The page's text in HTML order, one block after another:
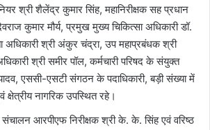
श्री शैलेंद्र कुमार सिंह, महानिरीक्षक सह प्रधान
कुमार मौर्य, प्रमुख मुख्य चिकित्सा अधिकारी डॉ.
अधिकारी श्री अंकुर चंद्रा, उप महाप्रबंधक श्री
श्री समीर पॉल, कर्मचारी परिषद के संयुक्त
एससी-एसटी संगठन के पदाधिकारी, बड़ी संख्या में
क्षेत्रीय नागरिक उपस्थित रहे।
संचालन आरपीएफ निरीक्षक श्री के. के. सिंह एवं वरिष्ठ